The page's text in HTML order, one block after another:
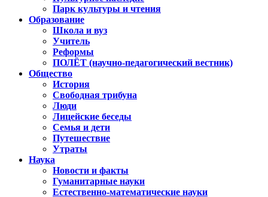
Парк культуры и чтения
Образование
Школа и вуз
Учитель
Реформы
ПОЛЁТ (научно-педагогический вестник)
Общество
История
Свободная трибуна
Люди
Лицейские беседы
Семья и дети
Путешествие
Утраты
Наука
Новости и факты
Гуманитарные науки
Естественно-математические науки